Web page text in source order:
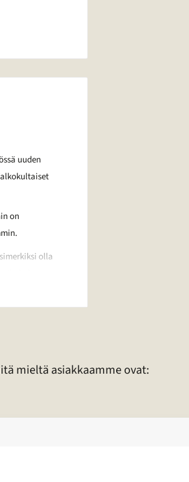
uuden
on
olla
mieltä asiakkaamme ovat: